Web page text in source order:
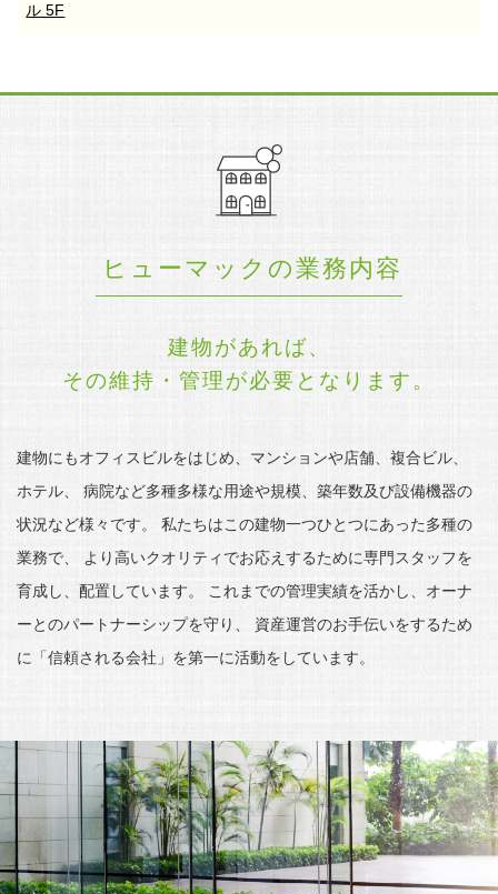
ル 5F
ヒューマックの業務内容
建物があれば、
その維持・管理が必要となります。
建物にもオフィスビルをはじめ、マンションや店舗、複合ビル、
ホテル、
病院など多種多様な用途や規模、築年数及び設備機器の
状況など様々です。
私たちはこの建物一つひとつにあった多種の
業務で、
より高いクオリティでお応えするために専門スタッフを
育成し、配置しています。
これまでの管理実績を活かし、オーナ
ーとのパートナーシップを守り、
資産運営のお手伝いをするため
に「信頼される会社」を第一に活動をしています。